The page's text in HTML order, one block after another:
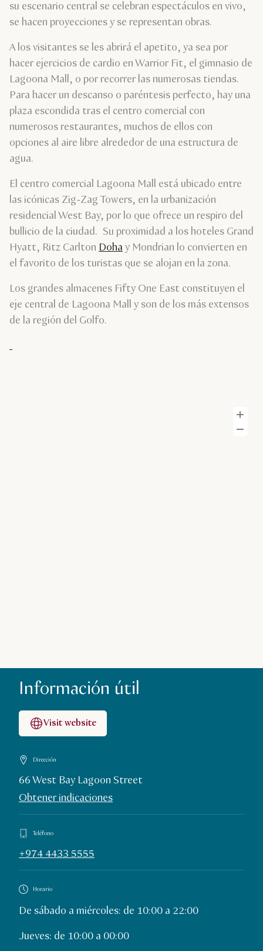
su escenario central se celebran espectáculos en vivo,
se hacen proyecciones y se representan obras.
A los visitantes se les abrirá el apetito, ya sea por
hacer ejercicios de cardio en Warrior Fit, el gimnasio de
Lagoona Mall, o por recorrer las numerosas tiendas.
Para hacer un descanso o paréntesis perfecto, hay una
plaza escondida tras el centro comercial con
numerosos restaurantes, muchos de ellos con
opciones al aire libre alrededor de una estructura de
agua.
El centro comercial Lagoona Mall está ubicado entre
las icónicas Zig-Zag Towers, en la urbanización
residencial West Bay, por lo que ofrece un respiro del
bullicio de la ciudad. Su proximidad a los hoteles Grand
Hyatt, Ritz Carlton Dohay Mondrian lo convierten en
el favorito de los turistas que se alojan en la zona.
Los grandes almacenes Fifty One East constituyen el
eje central de Lagoona Mall y son de los más extensos
de la región del Golfo.
Información útil
Visit website
Dirección
66 West Bay Lagoon Street
Obtener indicaciones
Teléfono
+974 4433 5555
Horario
De sábado a miércoles: de 10:00 a 22:00
Jueves: de 10:00 a 00:00